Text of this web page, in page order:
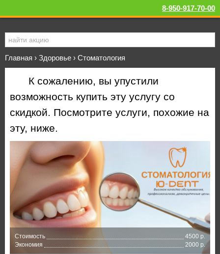
8-950-917-70-00
Главная › Здоровье › Стоматология
К сожалению, вы упустили
возможность купить эту услугу со
скидкой. Посмотрите услуги, похожие на
эту, ниже.
Стоимость
4500 р.
Экономия
2000 р.